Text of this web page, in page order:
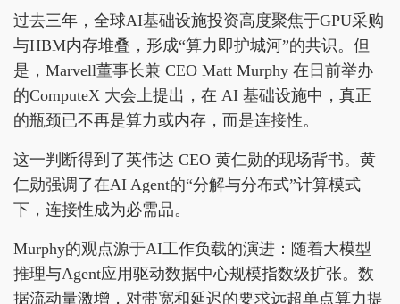
过去三年，全球AI基础设施投资高度聚焦于GPU采购
与HBM内存堆叠，形成“算力即护城河”的共识。但
是，Marvell董事长兼 CEO Matt Murphy 在日前举办
的ComputeX 大会上提出，在 AI 基础设施中，真正
的瓶颈已不再是算力或内存，而是连接性。
这一判断得到了英伟达 CEO 黄仁勋的现场背书。黄
仁勋强调了在AI Agent的“分解与分布式”计算模式
下，连接性成为必需品。
Murphy的观点源于AI工作负载的演进：随着大模型
推理与Agent应用驱动数据中心规模指数级扩张。数
据流动量激增，对带宽和延迟的要求远超单点算力提